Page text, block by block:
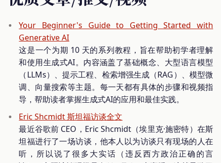
Your Beginner's Guide to Getting Started with
Generative AI
这是一个为期 10 天的系列教程，旨在帮助初学者理解
和使用生成式AI。内容涵盖了基础概念、大型语言模型
（LLMs）、提示工程、检索增强生成（RAG）、模型微
调、向量搜索等主题。每一天都有具体的步骤和视频指
导，帮助读者掌握生成式AI的应用和最佳实践。
Eric Shcmidt 斯坦福访谈全文
最近谷歌前 CEO，Eric Shcmidt（埃里克·施密特）在斯
坦福进行了一场访谈，他本人以为访谈只有现场的人在
听，所以说了很多大实话（违反西方政治正确的言